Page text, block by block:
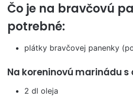
Čo je na bravčovú
potrebné:
plátky bravčovej panenky
Na koreninovú marinádu s
2 dl oleja